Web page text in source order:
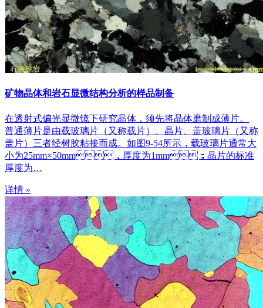
矿物晶体和岩石显微结构分析的样品制备
在透射式偏光显微镜下研究晶体，须先将晶体磨制成薄片。
普通薄片是由载玻璃片（又称载片）、晶片、盖玻璃片（又称
盖片）三者经树胶粘接而成。如图9-54所示，载玻璃片通常大
小为25mm×50mm，厚度为1mm；晶片的标准
厚度为…
详情 »